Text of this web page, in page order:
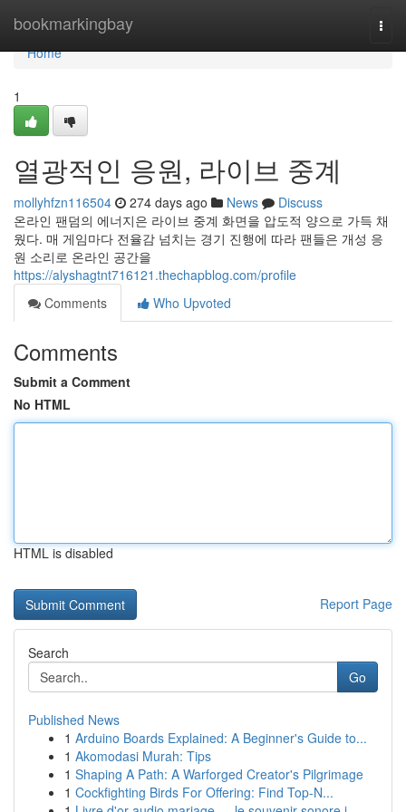
bookmarkingbay
Home
Home
1
열광적인 응원, 라이브 중계
mollyhfzn116504 274 days ago News
Discuss
온라인 팬덤의 에너지은 라이브 중계 화면을 압도적 양으로 가득 채
웠다. 매 게임마다 전율감 넘치는 경기 진행에 따라 팬들은 개성 응
원 소리로 온라인 공간을
https://alyshagtnt716121.thechapblog.com/profile
Comments
Who Upvoted
Comments
Submit a Comment
No HTML
HTML is disabled
Report Page
Search
Go
Published News
1 Arduino Boards Explained: A Beginner's Guide to...
1 Akomodasi Murah: Tips
1 Shaping A Path: A Warforged Creator's Pilgrimage
1 Cockfighting Birds For Offering: Find Top-N...